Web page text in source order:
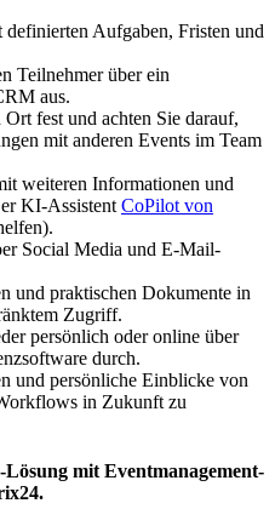
Aufgaben, Fristen und
Teilnehmer über ein
aus.
fest und achten Sie darauf,
mit anderen Events im Team
weiteren Informationen und
KI-Assistent CoPilot von
Social Media und E-Mail-
und praktischen Dokumente in
Zugriff.
persönlich oder online über
durch.
und persönliche Einblicke von
in Zukunft zu
mit Eventmanagement-